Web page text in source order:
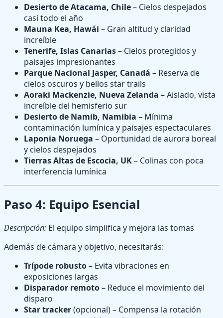
Desierto de Atacama, Chile– Cielos despejados
casi todo el año
Mauna Kea, Hawái – Gran altitud y claridad
increíble
Tenerife, Islas Canarias– Cielos protegidos y
paisajes impresionantes
Parque Nacional Jasper, Canadá – Reserva de
cielos oscuros y bellos star trails
Aoraki Mackenzie, Nueva Zelanda – Aislado, vista
increíble del hemisferio sur
Desierto de Namib, Namibia – Mínima
contaminación lumínica y paisajes espectaculares
Laponia Noruega – Oportunidad de aurora boreal
y cielos despejados
Tierras Altas de Escocia, UK– Colinas con poca
interferencia lumínica
Paso 4: Equipo Esencial
Descripción: El equipo simplifica y mejora las tomas
Además de cámara y objetivo, necesitarás:
Trípode robusto– Evita vibraciones en
exposiciones largas
Disparador remoto– Reduce el movimiento del
disparo
Star tracker(opcional) – Compensa la rotación